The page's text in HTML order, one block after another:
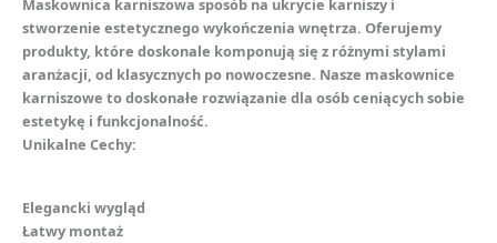
Maskownica karniszowa sposób na ukrycie karniszy i
stworzenie estetycznego wykończenia wnętrza. Oferujemy
produkty, które doskonale komponują się z różnymi stylami
aranżacji, od klasycznych po nowoczesne. Nasze maskownice
karniszowe to doskonałe rozwiązanie dla osób ceniących sobie
estetykę i funkcjonalność.
Unikalne Cechy:
Elegancki wygląd
Łatwy montaż